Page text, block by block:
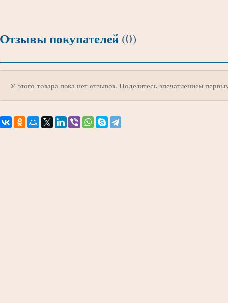
Отзывы покупателей (0)
У этого товара пока нет отзывов. Поделитесь впечатлением